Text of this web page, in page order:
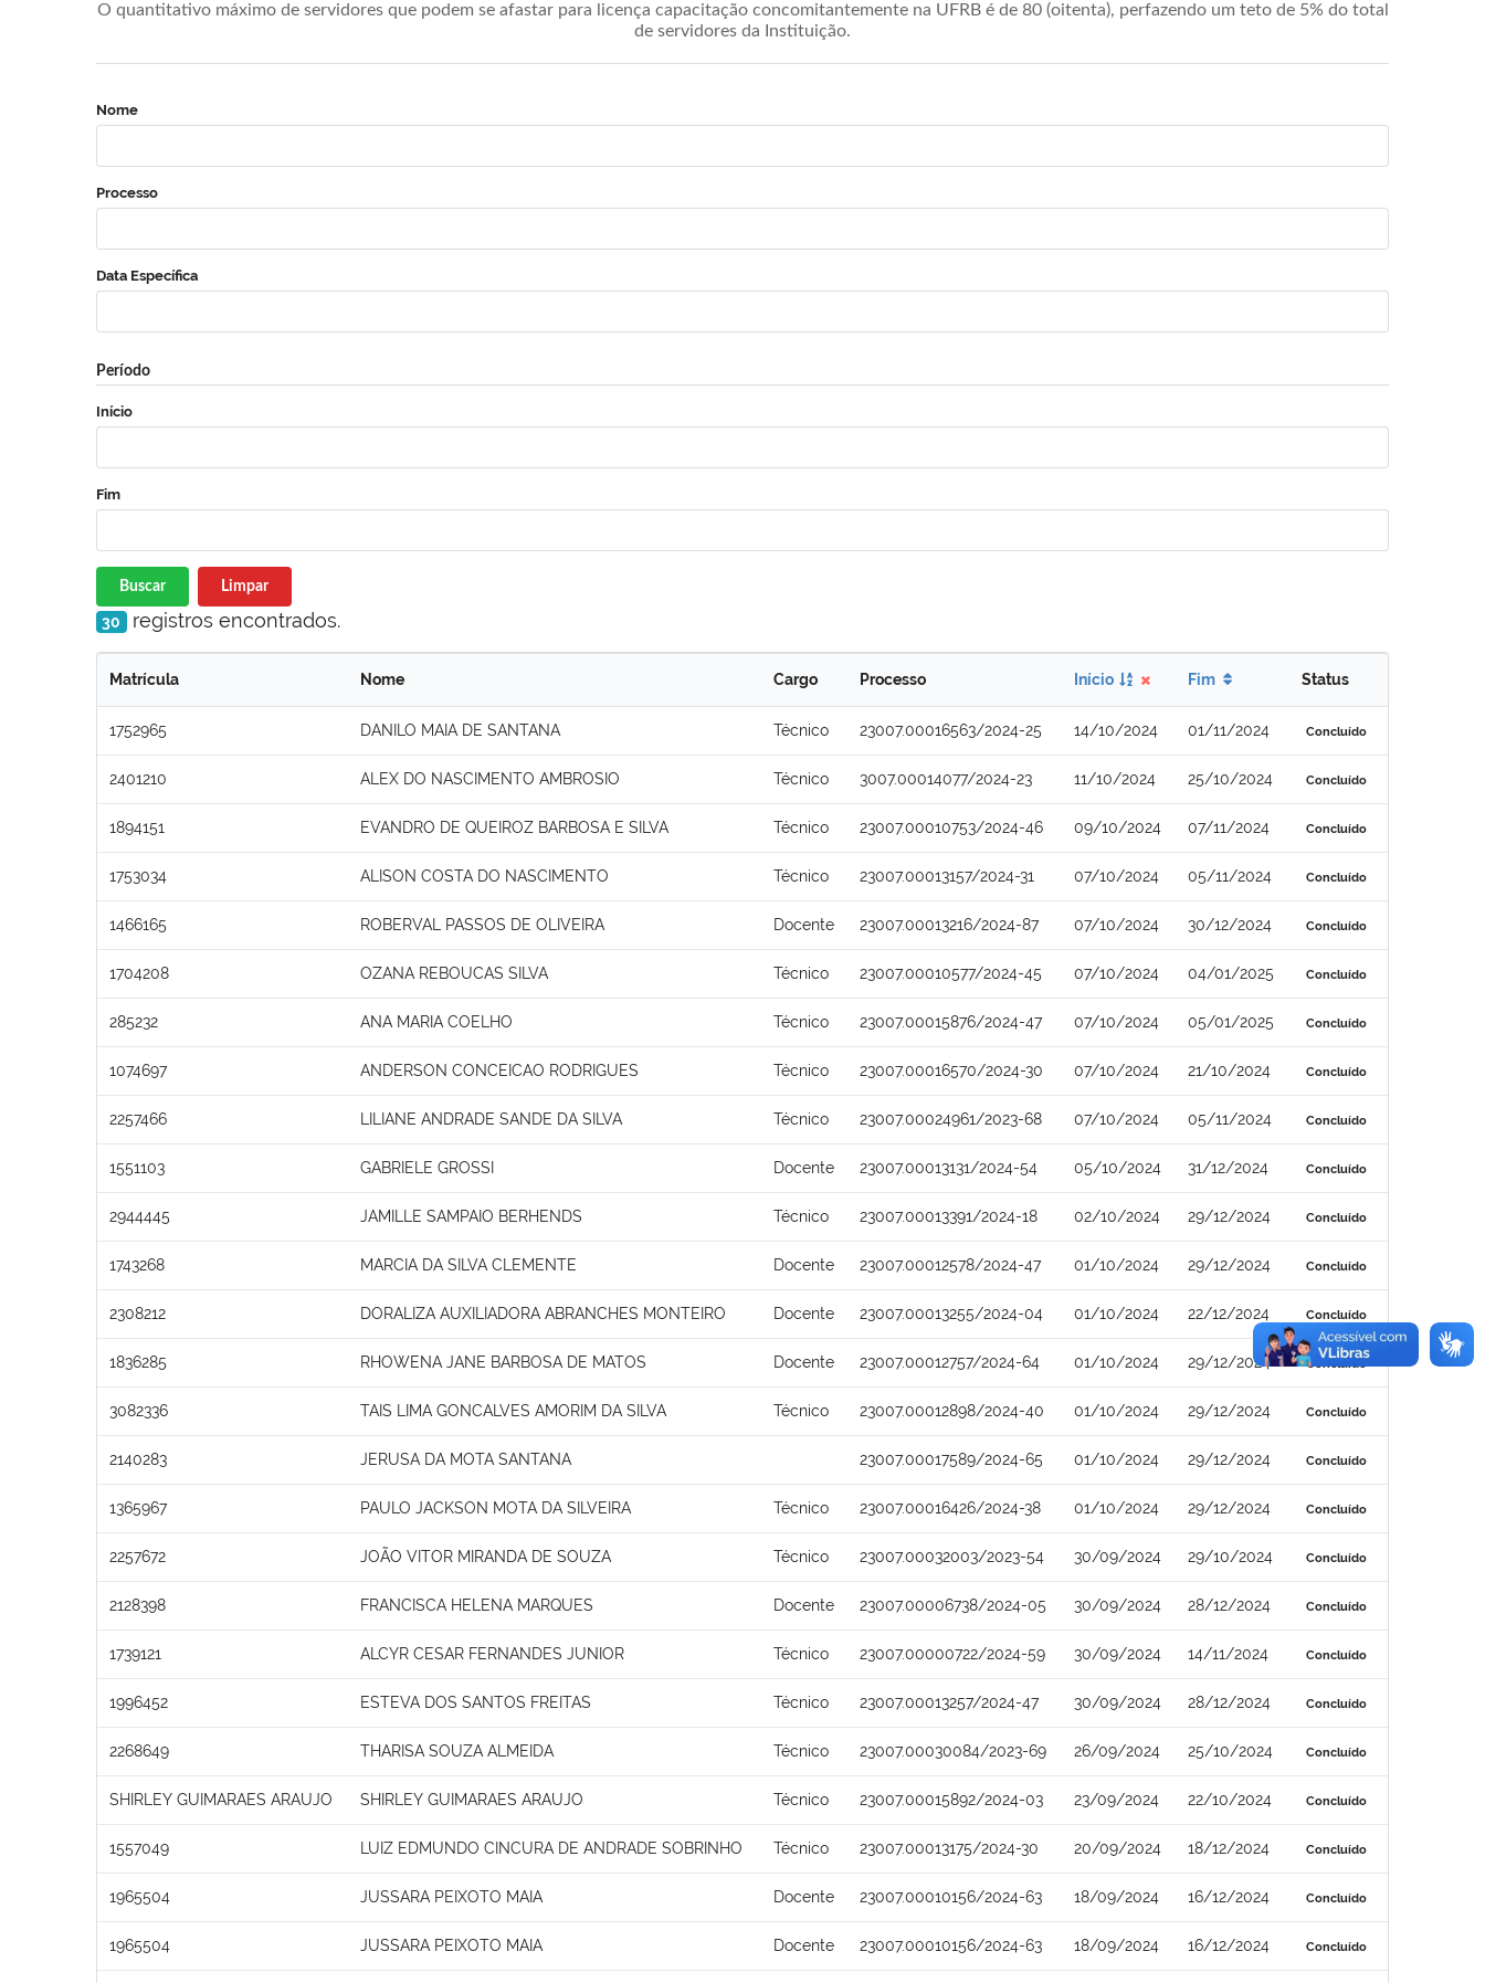
O quantitativo máximo de servidores que podem se afastar para licença capacitação concomitantemente na UFRB é de 80 (oitenta), perfazendo um teto de 5% do total
de servidores da Instituição.
Nome
Processo
Data Específica
Período
Início
Fim
Buscar Limpar
30 registros encontrados.
Matrícula Nome Cargo Processo Início Fim Status
1752965 DANILO MAIA DE SANTANA Técnico 23007.00016563/2024-25 14/10/2024 01/11/2024 Concluído
2401210 ALEX DO NASCIMENTO AMBROSIO Técnico 3007.00014077/2024-23 11/10/2024 25/10/2024 Concluído
1894151 EVANDRO DE QUEIROZ BARBOSA E SILVA Técnico 23007.00010753/2024-46 09/10/2024 07/11/2024 Concluído
1753034 ALISON COSTA DO NASCIMENTO Técnico 23007.00013157/2024-31 07/10/2024 05/11/2024 Concluído
1466165 ROBERVAL PASSOS DE OLIVEIRA Docente 23007.00013216/2024-87 07/10/2024 30/12/2024 Concluído
1704208 OZANA REBOUCAS SILVA Técnico 23007.00010577/2024-45 07/10/2024 04/01/2025 Concluído
285232 ANA MARIA COELHO Técnico 23007.00015876/2024-47 07/10/2024 05/01/2025 Concluído
1074697 ANDERSON CONCEICAO RODRIGUES Técnico 23007.00016570/2024-30 07/10/2024 21/10/2024 Concluído
2257466 LILIANE ANDRADE SANDE DA SILVA Técnico 23007.00024961/2023-68 07/10/2024 05/11/2024 Concluído
1551103 GABRIELE GROSSI Docente 23007.00013131/2024-54 05/10/2024 31/12/2024 Concluído
2944445 JAMILLE SAMPAIO BERHENDS Técnico 23007.00013391/2024-18 02/10/2024 29/12/2024 Concluído
1743268 MARCIA DA SILVA CLEMENTE Docente 23007.00012578/2024-47 01/10/2024 29/12/2024 Concluído
2308212 DORALIZA AUXILIADORA ABRANCHES MONTEIRO Docente 23007.00013255/2024-04 01/10/2024 22/12/2024 Concluído
1836285 RHOWENA JANE BARBOSA DE MATOS Docente 23007.00012757/2024-64 01/10/2024 29/12/2024 Concluído
3082336 TAIS LIMA GONCALVES AMORIM DA SILVA Técnico 23007.00012898/2024-40 01/10/2024 29/12/2024 Concluído
2140283 JERUSA DA MOTA SANTANA 23007.00017589/2024-65 01/10/2024 29/12/2024 Concluído
1365967 PAULO JACKSON MOTA DA SILVEIRA Técnico 23007.00016426/2024-38 01/10/2024 29/12/2024 Concluído
2257672 JOÃO VITOR MIRANDA DE SOUZA Técnico 23007.00032003/2023-54 30/09/2024 29/10/2024 Concluído
2128398 FRANCISCA HELENA MARQUES Docente 23007.00006738/2024-05 30/09/2024 28/12/2024 Concluído
1739121 ALCYR CESAR FERNANDES JUNIOR Técnico 23007.00000722/2024-59 30/09/2024 14/11/2024 Concluído
1996452 ESTEVA DOS SANTOS FREITAS Técnico 23007.00013257/2024-47 30/09/2024 28/12/2024 Concluído
2268649 THARISA SOUZA ALMEIDA Técnico 23007.00030084/2023-69 26/09/2024 25/10/2024 Concluído
SHIRLEY GUIMARAES ARAUJO SHIRLEY GUIMARAES ARAUJO Técnico 23007.00015892/2024-03 23/09/2024 22/10/2024 Concluído
1557049 LUIZ EDMUNDO CINCURA DE ANDRADE SOBRINHO Técnico 23007.00013175/2024-30 20/09/2024 18/12/2024 Concluído
1965504 JUSSARA PEIXOTO MAIA Docente 23007.00010156/2024-63 18/09/2024 16/12/2024 Concluído
1965504 JUSSARA PEIXOTO MAIA Docente 23007.00010156/2024-63 18/09/2024 16/12/2024 Concluído